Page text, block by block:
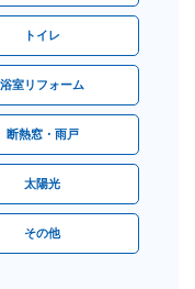
トイレ
浴室リフォーム
断熱窓・雨戸
太陽光
その他